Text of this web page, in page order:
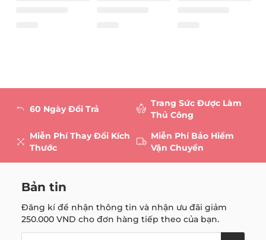
60 Ngày Đổi Trả
Miễn Phí Thay Đổi Kích
Thước
Trang Sức Được Làm
Thủ Công
Miễn Phí Bảo Hiểm
Vận Chuyển
Bản tin
Đăng kí để nhận thông tin và nhận ưu đãi giảm
250.000 VND cho đơn hàng tiếp theo của bạn.